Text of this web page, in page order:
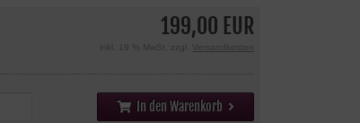
199,00 EUR
inkl. 19 % MwSt. zzgl. Versandkosten
In den Warenkorb